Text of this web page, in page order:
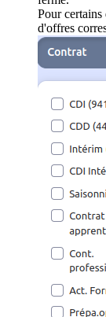
Pour
d'offres